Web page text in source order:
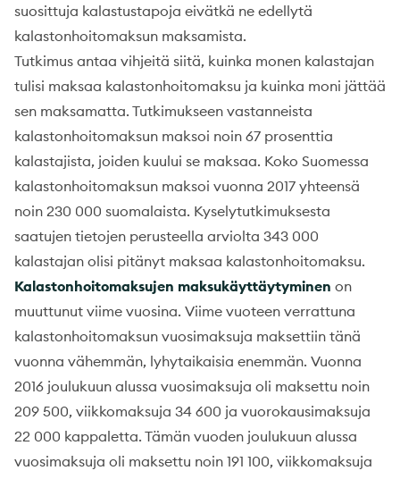
suosittuja kalastustapoja eivätkä ne edellytä
kalastonhoitomaksun maksamista.
Tutkimus antaa vihjeitä siitä, kuinka monen kalastajan
tulisi maksaa kalastonhoitomaksu ja kuinka moni jättää
sen maksamatta. Tutkimukseen vastanneista
kalastonhoitomaksun maksoi noin 67 prosenttia
kalastajista, joiden kuului se maksaa. Koko Suomessa
kalastonhoitomaksun maksoi vuonna 2017 yhteensä
noin 230 000 suomalaista. Kyselytutkimuksesta
saatujen tietojen perusteella arviolta 343 000
kalastajan olisi pitänyt maksaa kalastonhoitomaksu.
Kalastonhoitomaksujen maksukäyttäytyminen on
muuttunut viime vuosina. Viime vuoteen verrattuna
kalastonhoitomaksun vuosimaksuja maksettiin tänä
vuonna vähemmän, lyhytaikaisia enemmän. Vuonna
2016 joulukuun alussa vuosimaksuja oli maksettu noin
209 500, viikkomaksuja 34 600 ja vuorokausimaksuja
22 000 kappaletta. Tämän vuoden joulukuun alussa
vuosimaksuja oli maksettu noin 191 100, viikkomaksuja